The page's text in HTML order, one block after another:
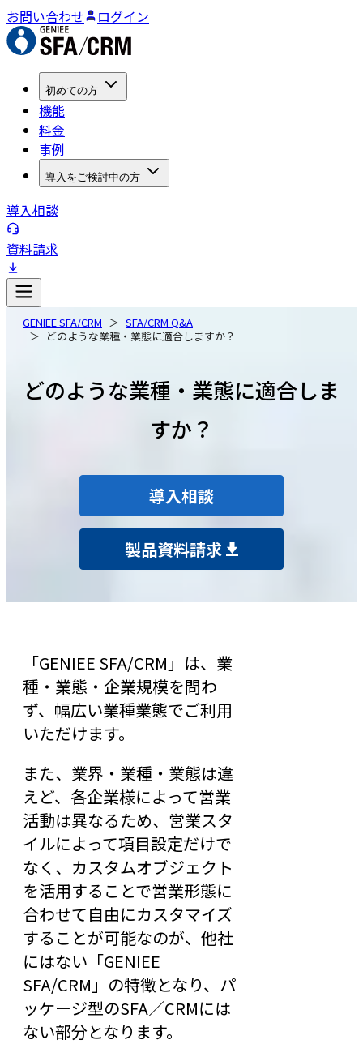
お問い合わせ ログイン
初めての方
機能
料金
事例
導入をご検討中の方
導入相談
資料請求
GENIEE SFA/CRM
SFA/CRM Q&A
どのような業種・業態に適合しますか？
どのような業種・業態に適合しま
すか？
導入相談
製品資料請求
「GENIEE SFA/CRM」は、業
種・業態・企業規模を問わ
ず、幅広い業種業態でご利用
いただけます。
また、業界・業種・業態は違
えど、各企業様によって営業
活動は異なるため、営業スタ
イルによって項目設定だけで
なく、カスタムオブジェクト
を活用することで営業形態に
合わせて自由にカスタマイズ
することが可能なのが、他社
にはない「GENIEE
SFA/CRM」の特徴となり、パ
ッケージ型のSFA／CRMには
ない部分となります。